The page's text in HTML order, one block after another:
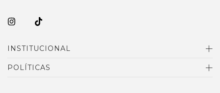
INSTITUCIONAL
POLÍTICAS